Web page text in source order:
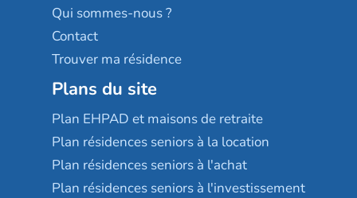
Qui sommes-nous ?
Contact
Trouver ma résidence
Plans du site
Plan EHPAD et maisons de retraite
Plan résidences seniors à la location
Plan résidences seniors à l'achat
Plan résidences seniors à l'investissement